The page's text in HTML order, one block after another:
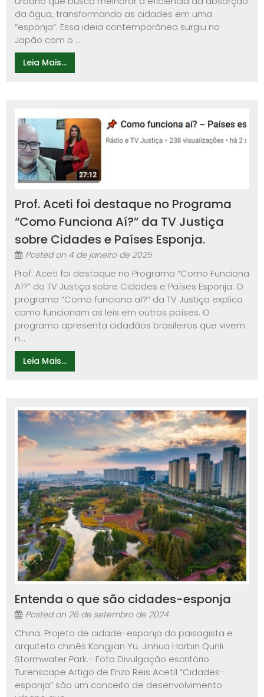
da água, transformando as cidades em uma
“esponja”. Essa ideia contemporânea surgiu no
Japão com o ...
Leia Mais...
Prof. Aceti foi destaque no Programa
“Como Funciona Aí?” da TV Justiça
sobre Cidades e Países Esponja.
Posted on 4 de janeiro de 2025
Prof. Aceti foi destaque no Programa “Como Funciona
Aí?” da TV Justiça sobre Cidades e Países Esponja. O
programa “Como funciona aí?” da TV Justiça explica
como funcionam as leis em outros países. O
programa apresenta cidadãos brasileiros que vivem
n...
Leia Mais...
Entenda o que são cidades-esponja
Posted on 26 de setembro de 2024
China. Projeto de cidade-esponja do paisagista e
arquiteto chinês Kongjian Yu. Jinhua Harbin Qunli
Stormwater Park.- Foto Divulgação escritório
Turenscape Artigo de Enzo Reis Aceti1 “Cidades-
esponja” são um conceito de desenvolvimento